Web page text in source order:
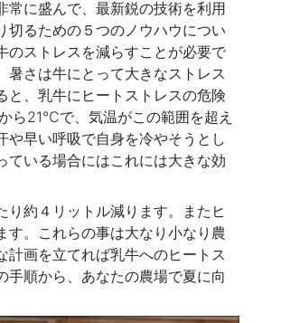
常に盛んで、最新鋭の技術を利用
切るための５つのノウハウについ
のストレスを減らすことが必要で
さは牛にとって大きなストレス
と、乳牛にヒートストレスの危険
ら21℃で、気温がこの範囲を超え
早い呼吸で自身を冷やそうとし
ている場合にはこれには大きな効
約４リットル減ります。またヒ
す。これらの事は大なり小なり農
画を立てれば乳牛へのヒートス
手順から、あなたの農場で夏に向